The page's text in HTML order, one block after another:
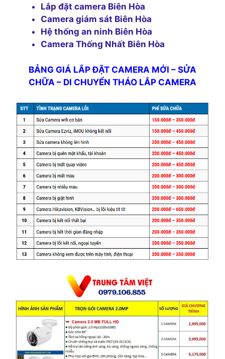
Lắp đặt camera Biên Hòa
Camera giám sát Biên Hòa
Hệ thống an ninh Biên Hòa
Camera Thống Nhất Biên Hòa
BẢNG GIÁ LẮP ĐẶT CAMERA MỚI – SỬA
CHỮA – DI CHUYỂN THÁO LẮP CAMERA